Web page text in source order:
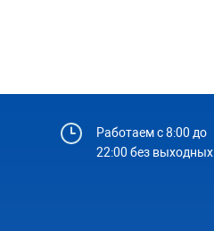
Работаем с 8:00 до
22:00 без выходных